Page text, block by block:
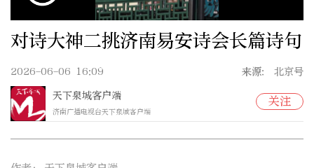
对诗大神二挑济南易安诗会长篇诗句
2026-06-06 16:09
来源: 北京号
天下泉城客户端
济南广播电视台天下泉城客户端
关注